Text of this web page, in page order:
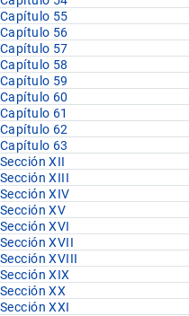
Capítulo 55
Capítulo 56
Capítulo 57
Capítulo 58
Capítulo 59
Capítulo 60
Capítulo 61
Capítulo 62
Capítulo 63
Sección XII
Sección XIII
Sección XIV
Sección XV
Sección XVI
Sección XVII
Sección XVIII
Sección XIX
Sección XX
Sección XXI